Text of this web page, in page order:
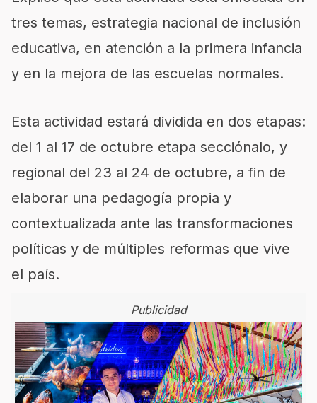
tres temas, estrategia nacional de inclusión
educativa, en atención a la primera infancia
y en la mejora de las escuelas normales.
Esta actividad estará dividida en dos etapas:
del 1 al 17 de octubre etapa secciónalo, y
regional del 23 al 24 de octubre, a fin de
elaborar una pedagogía propia y
contextualizada ante las transformaciones
políticas y de múltiples reformas que vive
el país.
Publicidad